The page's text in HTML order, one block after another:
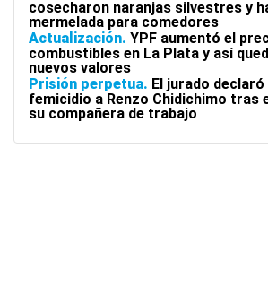
cosecharon naranjas silvestres y
mermelada para comedores
Actualización YPF aumentó el
combustibles en La Plata y así
nuevos valores
Prisión perpetua El jurado declaró
femicidio a Renzo Chidichimo tras
su compañera de trabajo